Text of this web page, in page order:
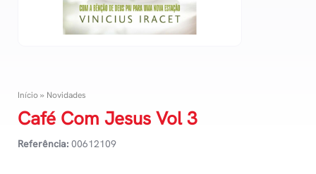
Início» Novidades
Café Com Jesus Vol 3
Referência: 00612109